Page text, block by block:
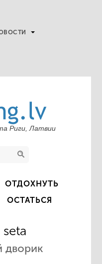
Риги, Латвии
ОТДОХНУТЬ
ОСТАТЬСЯ
дворик